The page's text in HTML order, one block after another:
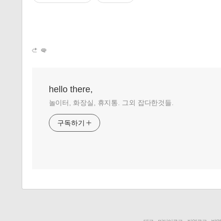
hello there,
놀이터, 화장실, 휴지통. 그외 잡다한것들.
구독하기